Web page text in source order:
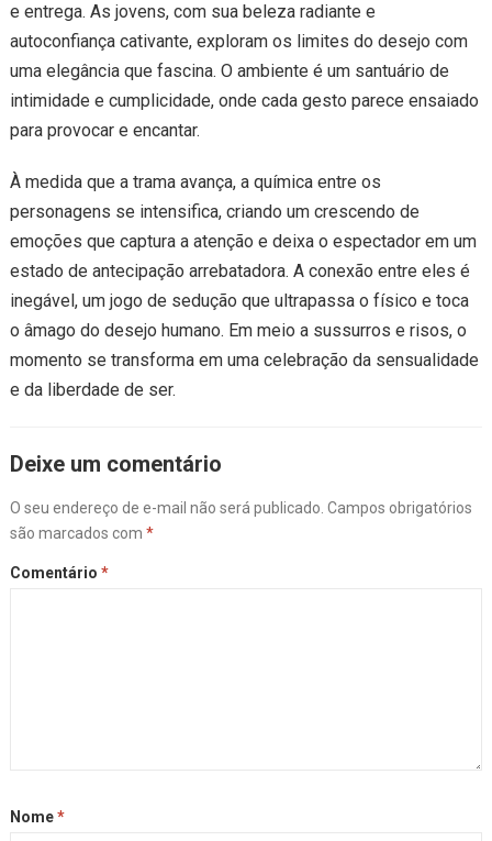
e entrega. As jovens, com sua beleza radiante e
autoconfiança cativante, exploram os limites do desejo com
uma elegância que fascina. O ambiente é um santuário de
intimidade e cumplicidade, onde cada gesto parece ensaiado
para provocar e encantar.
À medida que a trama avança, a química entre os
personagens se intensifica, criando um crescendo de
emoções que captura a atenção e deixa o espectador em um
estado de antecipação arrebatadora. A conexão entre eles é
inegável, um jogo de sedução que ultrapassa o físico e toca
o âmago do desejo humano. Em meio a sussurros e risos, o
momento se transforma em uma celebração da sensualidade
e da liberdade de ser.
Deixe um comentário
O seu endereço de e-mail não será publicado. Campos obrigatórios
são marcados com *
Comentário *
Nome*